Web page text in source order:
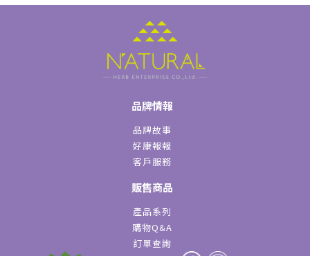
品牌情報
品牌故事
好康報報
客戶服務
販售商品
產品系列
購物Q&A
訂單查詢